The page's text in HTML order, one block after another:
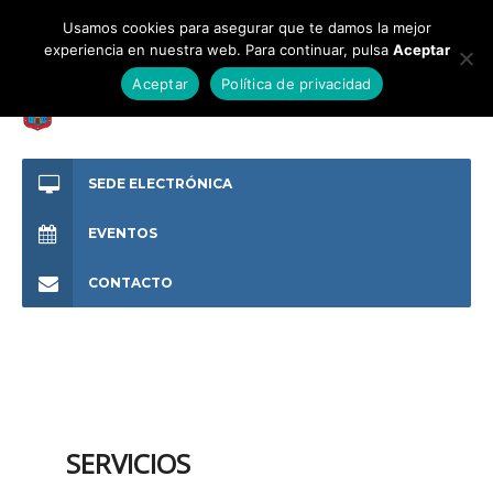
SEDE ELECTRÓNICA
EVENTOS
CONTACTO
SERVICIOS
Usamos cookies para asegurar que te damos la mejor
experiencia en nuestra web. Para continuar, pulsa Aceptar
Aceptar
Política de privacidad